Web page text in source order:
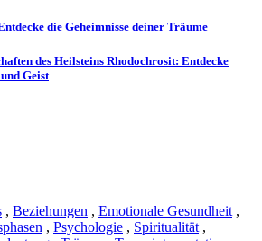
die Geheimnisse deiner Träume
des Heilsteins Rhodochrosit: Entdecke
Geist
, Beziehungen , Emotionale Gesundheit ,
, Psychologie , Spiritualität ,